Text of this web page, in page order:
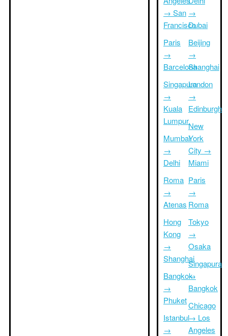
→ San
Francisco
Paris
→
Barcelona
Singapura
→
Kuala
Lumpur
Mumbai
→
Delhi
Roma
→
Atenas
Hong
Kong
→
Shanghai
Bangkok
→
Phuket
Istanbul
→
→
Dubai
Beijing
→
Shanghai
London
→
Edinburgh
New
York
City →
Miami
Paris
→
Roma
Tokyo
→
Osaka
Singapura
→
Bangkok
Chicago
→ Los
Angeles